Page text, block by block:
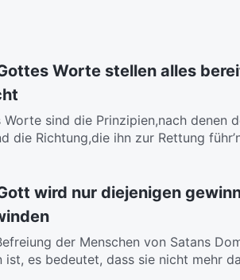
Worte stellen alles
Worte sind die Prinzipien,nach denen
die Richtung,die ihn zur Rettung
wird nur diejenigen
der Menschen von Satans
ist, es bedeutet, dass sie nicht mehr